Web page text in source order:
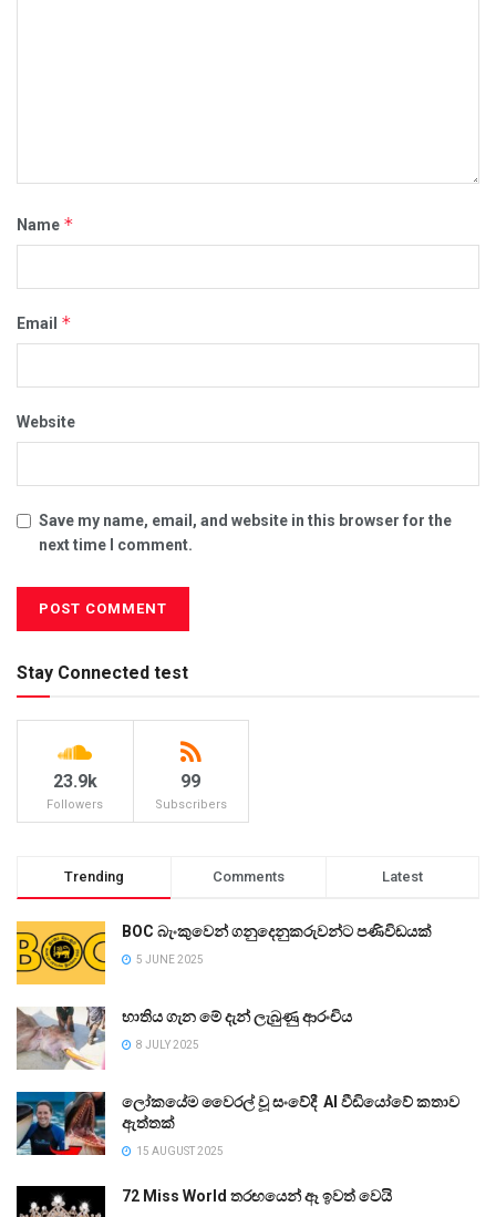
Name *
Email *
Website
Save my name, email, and website in this browser for the
next time I comment.
Stay Connected test
23.9k
Followers
99
Subscribers
Trending Comments Latest
BOC බැංකුවෙන් ගනුදෙනුකරුවන්ට පණිවිඩයක්
5 JUNE 2025
භාතිය ගැන මේ දැන් ලැබුණු ආරංචිය
8 JULY 2025
ලෝකයේම වෛරල් වූ සංවේදී AI වීඩියෝවේ කතාව
ඇත්තක්
15 AUGUST 2025
72 Miss World තරඟයෙන් ඈ ඉවත් වෙයි